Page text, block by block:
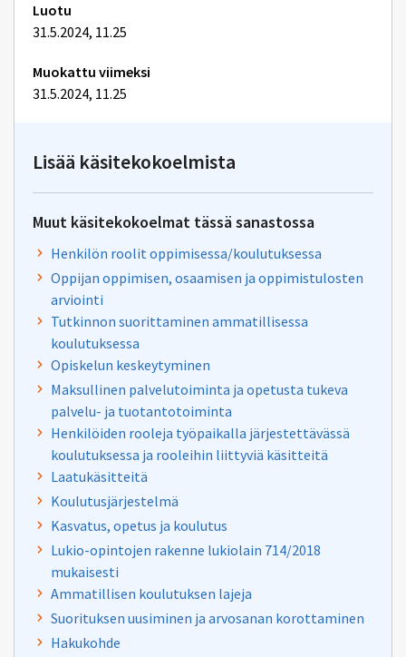
Luotu
31.5.2024, 11.25
Muokattu viimeksi
31.5.2024, 11.25
Lisää käsitekokoelmista
Muut käsitekokoelmat tässä sanastossa
Henkilön roolit oppimisessa/koulutuksessa
Oppijan oppimisen, osaamisen ja oppimistulosten
arviointi
Tutkinnon suorittaminen ammatillisessa
koulutuksessa
Opiskelun keskeytyminen
Maksullinen palvelutoiminta ja opetusta tukeva
palvelu- ja tuotantotoiminta
Henkilöiden rooleja työpaikalla järjestettävässä
koulutuksessa ja rooleihin liittyviä käsitteitä
Laatukäsitteitä
Koulutusjärjestelmä
Kasvatus, opetus ja koulutus
Lukio-opintojen rakenne lukiolain 714/2018
mukaisesti
Ammatillisen koulutuksen lajeja
Suorituksen uusiminen ja arvosanan korottaminen
Hakukohde